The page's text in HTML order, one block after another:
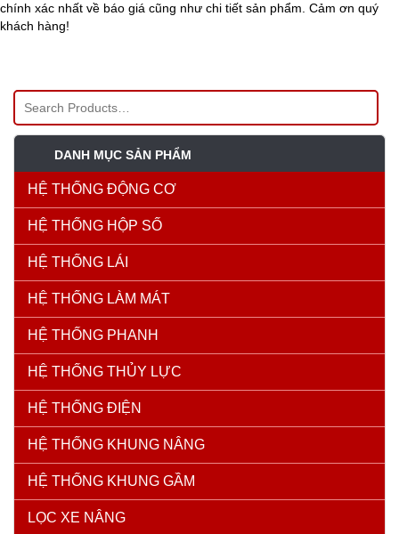
chính xác nhất về báo giá cũng như chi tiết sản phẩm. Cảm ơn quý
khách hàng!
DANH MỤC SẢN PHẨM
HỆ THỐNG ĐỘNG CƠ
HỆ THỐNG HỘP SỐ
HỆ THỐNG LÁI
HỆ THỐNG LÀM MÁT
HỆ THỐNG PHANH
HỆ THỐNG THỦY LỰC
HỆ THỐNG ĐIỆN
HỆ THỐNG KHUNG NÂNG
HỆ THỐNG KHUNG GẦM
LỌC XE NÂNG